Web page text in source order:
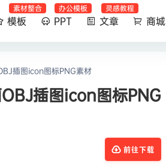
模板
素材整合
PPT
办公模板
文章
灵感教程
商城
插图icon图标PNG素材
插图icon图标PNG
前往下载